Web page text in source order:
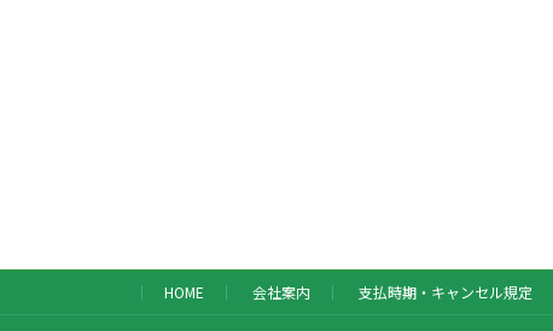
HOME 会社案内 支払時期・キャンセル規定